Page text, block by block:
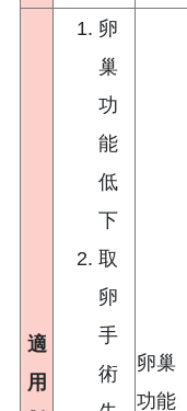
適
用
卵
巢
功
能
低
下
取
卵
手
術
卵巢
功能